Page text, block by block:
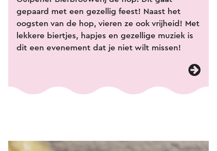
gepaard met een gezellig feest! Naast het
oogsten van de hop, vieren ze ook vrijheid! Met
lekkere biertjes, hapjes en gezellige muziek is
dit een evenement dat je niet wilt missen!